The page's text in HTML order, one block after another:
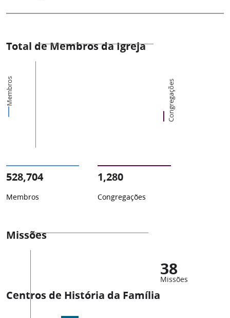
Total de Membros da Igreja
Membros Congregações
528,704
Membros
1,280
Congregações
Missões
38
Missões
Centros de História da Família